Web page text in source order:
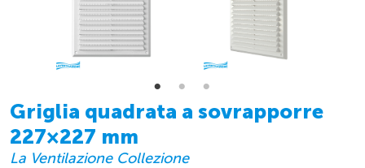
Griglia quadrata a sovrapporre
227×227 mm
La Ventilazione Collezione